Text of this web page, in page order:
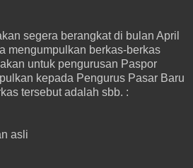
segera berangkat di bulan April
mengumpulkan berkas-berkas
untuk pengurusan Paspor
kepada Pengurus Pasar Baru
tersebut adalah sbb. :
asli